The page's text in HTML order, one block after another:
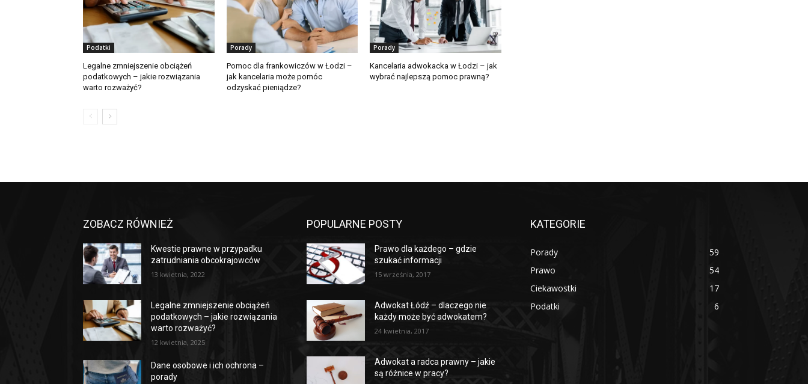
Podatki
Legalne zmniejszenie obciążeń
podatkowych – jakie rozwiązania
warto rozważyć?
Porady
Pomoc dla frankowiczów w Łodzi –
jak kancelaria może pomóc
odzyskać pieniądze?
Porady
Kancelaria adwokacka w Łodzi – jak
wybrać najlepszą pomoc prawną?
ZOBACZ RÓWNIEŻ
Kwestie prawne w przypadku
zatrudniania obcokrajowców
13 kwietnia, 2022
Legalne zmniejszenie obciążeń
podatkowych – jakie rozwiązania
warto rozważyć?
12 kwietnia, 2025
Dane osobowe i ich ochrona –
porady
POPULARNE POSTY
Prawo dla każdego – gdzie
szukać informacji
15 września, 2017
Adwokat Łódź – dlaczego nie
każdy może być adwokatem?
24 kwietnia, 2017
Adwokat a radca prawny – jakie
są różnice w pracy?
KATEGORIE
Porady
59
Prawo
54
Ciekawostki
17
Podatki
6